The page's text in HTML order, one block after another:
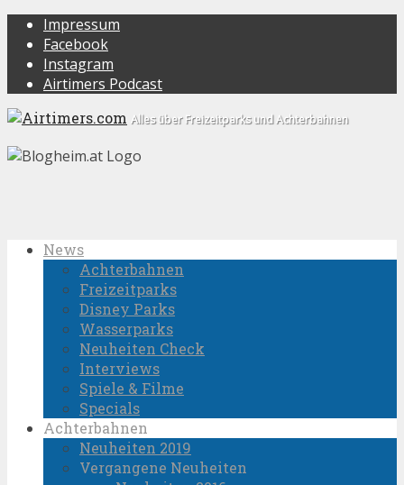
Impressum
Facebook
Instagram
Airtimers Podcast
Alles über Freizeitparks und Achterbahnen
News
Achterbahnen
Freizeitparks
Disney Parks
Wasserparks
Neuheiten Check
Interviews
Spiele & Filme
Specials
Achterbahnen
Neuheiten 2019
Vergangene Neuheiten